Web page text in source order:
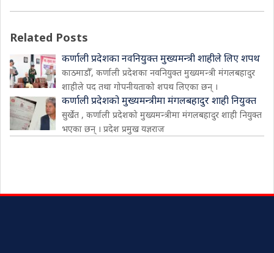
Related Posts
कर्णाली प्रदेशका नवनियुक्त मुख्यमन्त्री शाहीले लिए शपथ
काठमाडौँ, कर्णाली प्रदेशका नवनियुक्त मुख्यमन्त्री मंगलबहादुर
शाहीले पद तथा गोपनीयताको शपथ लिएका छन् ।
कर्णाली प्रदेशको मुख्यमन्त्रीमा मंगलबहादुर शाही नियुक्त
सुर्खेत , कर्णाली प्रदेशको मुख्यमन्त्रीमा मंगलबहादुर शाही नियुक्त
भएका छन् । प्रदेश प्रमुख यज्ञराज